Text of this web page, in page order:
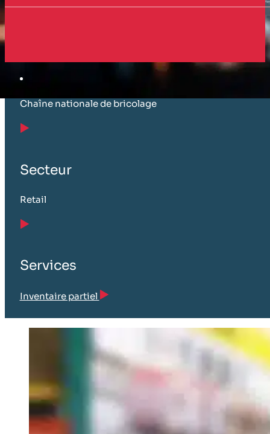
Chaîne nationale de bricolage
Secteur
Retail
Services
Inventaire partiel